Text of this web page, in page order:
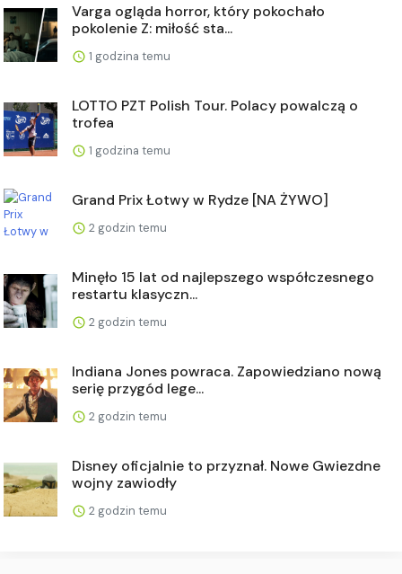
Varga ogląda horror, który pokochało
pokolenie Z: miłość sta...
1 godzina temu
LOTTO PZT Polish Tour. Polacy powalczą o
trofea
1 godzina temu
Grand Prix Łotwy w Rydze [NA ŻYWO]
2 godzin temu
Minęło 15 lat od najlepszego współczesnego
restartu klasyczn...
2 godzin temu
Indiana Jones powraca. Zapowiedziano nową
serię przygód lege...
2 godzin temu
Disney oficjalnie to przyznał. Nowe Gwiezdne
wojny zawiodły
2 godzin temu